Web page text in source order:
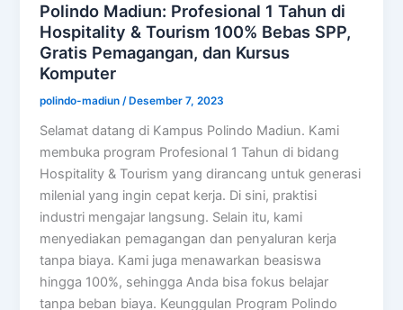
Polindo Madiun: Profesional 1 Tahun di
Hospitality & Tourism 100% Bebas SPP,
Gratis Pemagangan, dan Kursus
Komputer
polindo-madiun/ Desember 7, 2023
Selamat datang di Kampus Polindo Madiun. Kami
membuka program Profesional 1 Tahun di bidang
Hospitality & Tourism yang dirancang untuk generasi
milenial yang ingin cepat kerja. Di sini, praktisi
industri mengajar langsung. Selain itu, kami
menyediakan pemagangan dan penyaluran kerja
tanpa biaya. Kami juga menawarkan beasiswa
hingga 100%, sehingga Anda bisa fokus belajar
tanpa beban biaya. Keunggulan Program Polindo